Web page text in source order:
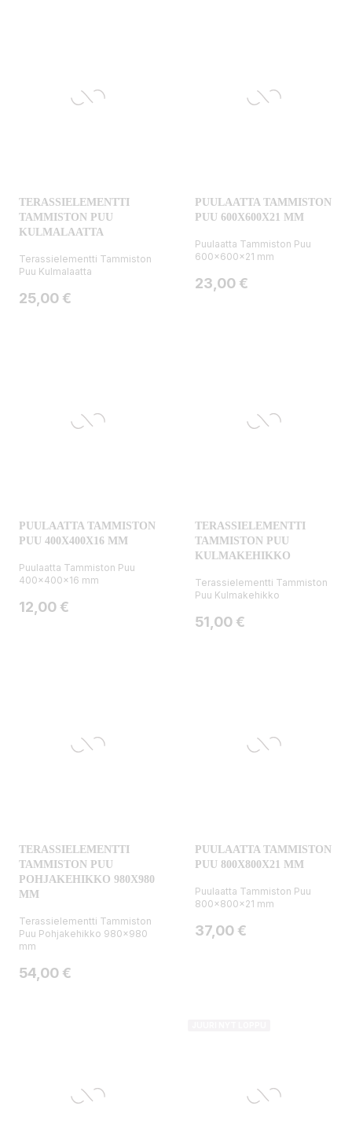
TERASSIELEMENTTI
TAMMISTON PUU
KULMALAATTA
Terassielementti Tammiston
Puu Kulmalaatta
Hinta
25,00 €
PUULAATTA TAMMISTON
PUU 600X600X21 MM
Puulaatta Tammiston Puu
600x600x21 mm
Hinta
23,00 €
PUULAATTA TAMMISTON
PUU 400X400X16 MM
Puulaatta Tammiston Puu
400x400x16 mm
Hinta
12,00 €
TERASSIELEMENTTI
TAMMISTON PUU
KULMAKEHIKKO
Terassielementti Tammiston
Puu Kulmakehikko
Hinta
51,00 €
TERASSIELEMENTTI
TAMMISTON PUU
POHJAKEHIKKO 980X980
MM
Terassielementti Tammiston
Puu Pohjakehikko 980x980
mm
Hinta
54,00 €
PUULAATTA TAMMISTON
PUU 800X800X21 MM
Puulaatta Tammiston Puu
800x800x21 mm
Hinta
37,00 €